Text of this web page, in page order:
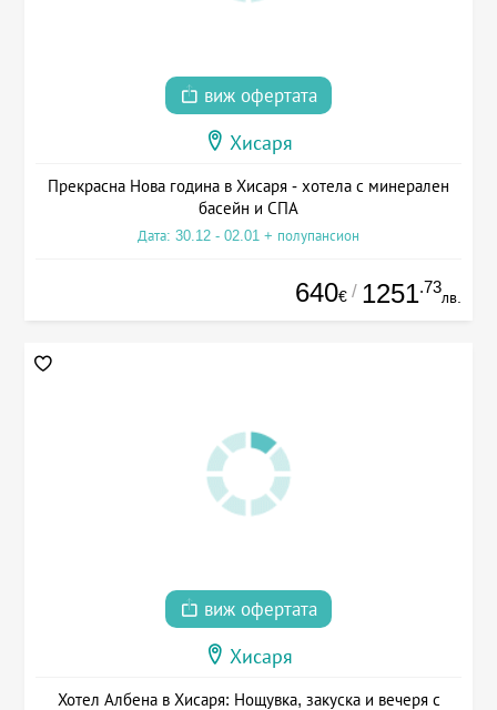
виж офертата
Хисаря
Прекрасна Нова година в Хисаря - хотела с минерален
басейн и СПА
Дата: 30.12 - 02.01 + полупансион
640€ / 1251.73
лв.
виж офертата
Хисаря
Хотел Албена в Хисаря: Нощувка, закуска и вечеря с